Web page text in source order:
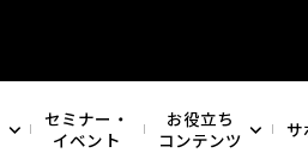
セミナー・
イベント
お役立ち
コンテンツ
サ